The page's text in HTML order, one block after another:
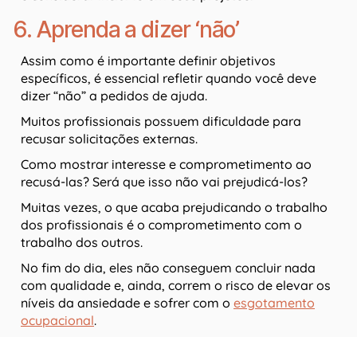
6. Aprenda a dizer ‘não’
Assim como é importante definir objetivos
específicos, é essencial refletir quando você deve
dizer “não” a pedidos de ajuda.
Muitos profissionais possuem dificuldade para
recusar solicitações externas.
Como mostrar interesse e comprometimento ao
recusá-las? Será que isso não vai prejudicá-los?
Muitas vezes, o que acaba prejudicando o trabalho
dos profissionais é o comprometimento com o
trabalho dos outros.
No fim do dia, eles não conseguem concluir nada
com qualidade e, ainda, correm o risco de elevar os
níveis da ansiedade e sofrer com o esgotamento
ocupacional.